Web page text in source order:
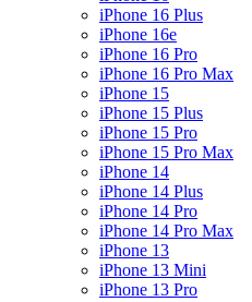
iPhone 16 Plus
iPhone 16e
iPhone 16 Pro
iPhone 16 Pro Max
iPhone 15
iPhone 15 Plus
iPhone 15 Pro
iPhone 15 Pro Max
iPhone 14
iPhone 14 Plus
iPhone 14 Pro
iPhone 14 Pro Max
iPhone 13
iPhone 13 Mini
iPhone 13 Pro